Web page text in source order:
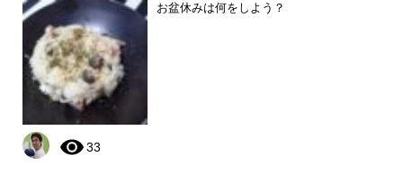
お盆休みは何をしよう？
33